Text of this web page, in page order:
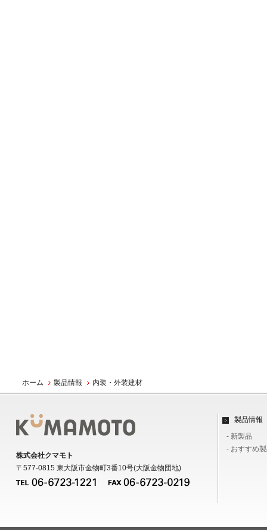
ホーム 製品情報 内装・外装建材
株式会社クマモト
〒577-0815 東大阪市金物町3番10号(大阪金物団地)
製品情報
- 新製品
- おすすめ